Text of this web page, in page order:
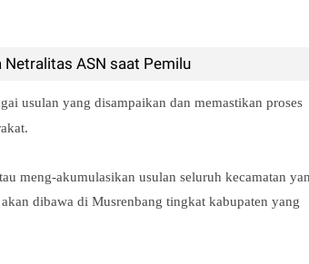
ASN saat Pemilu
usulan yang disampaikan dan memastikan proses
meng-akumulasikan usulan seluruh kecamatan
dibawa di Musrenbang tingkat kabupaten yang